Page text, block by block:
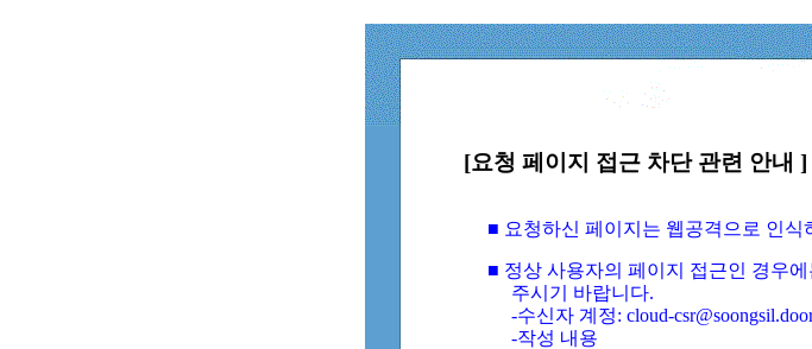
[요청 페이지 접근 차단 관련 안내 ]
■ 요청하신 페이지는 웹공격으로 인식
■ 정상 사용자의 페이지 접근인 경우
주시기 바랍니다.
-수신자 계정: cloud-
-작성 내용